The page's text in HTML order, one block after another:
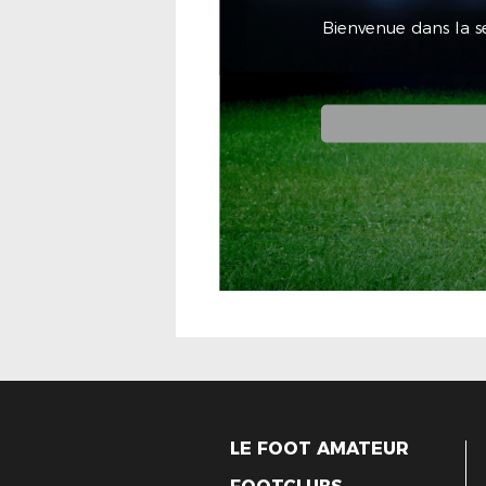
Bienvenue dans la
LE FOOT AMATEUR